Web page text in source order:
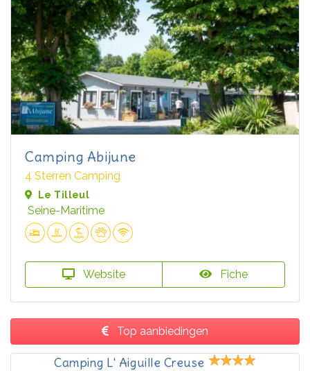
Camping Abijune
4 Sterren Camping
Le Tilleul
Seine-Maritime
Website Fiche
Top aanbiedingen
Camping L' Aiguille Creuse